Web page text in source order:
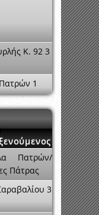
Κ. 92 3
1
Πατρών/
Πάτρας
3